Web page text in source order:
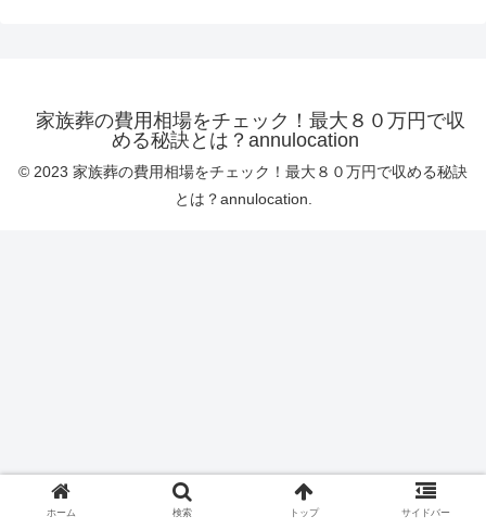
家族葬の費用相場をチェック！最大８０万円で収
める秘訣とは？annulocation
© 2023 家族葬の費用相場をチェック！最大８０万円で収める秘訣
とは？annulocation.
ホーム 検索 トップ サイドバー